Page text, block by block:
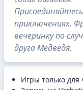
приключениях.
вечеринку по
друга Медведя.
Игры только